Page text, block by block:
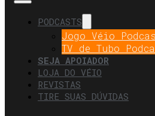
PODCASTS
Jogo Véio
TV de Tubo
SEJA APOIADOR
LOJA DO VÉIO
REVISTAS
TIRE SUAS DÚVIDAS